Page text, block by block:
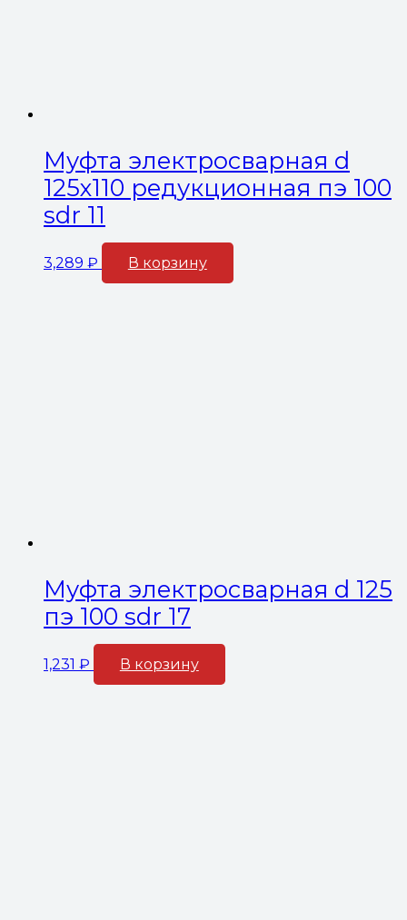
Муфта электросварная d
125х110 редукционная пэ 100
sdr 11
3,289 ₽ В корзину
Муфта электросварная d 125
пэ 100 sdr 17
1,231 ₽ В корзину